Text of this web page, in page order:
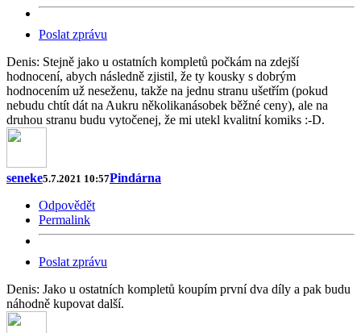
Poslat zprávu
Denis: Stejně jako u ostatních kompletů počkám na zdejší
hodnocení, abych následně zjistil, že ty kousky s dobrým
hodnocením už neseženu, takže na jednu stranu ušetřím (pokud
nebudu chtít dát na Aukru několikanásobek běžné ceny), ale na
druhou stranu budu vytočenej, že mi utekl kvalitní komiks :-D.
seneke5.7.2021 10:57Pindárna
Odpovědět
Permalink
Poslat zprávu
Denis: Jako u ostatních kompletů koupím první dva díly a pak budu
náhodně kupovat další.